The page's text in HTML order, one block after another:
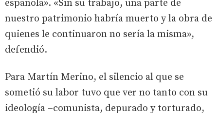
española». «Sin su trabajo, una parte de
nuestro patrimonio habría muerto y la obra de
quienes le continuaron no sería la misma»,
defendió.
Para Martín Merino, el silencio al que se
sometió su labor tuvo que ver no tanto con su
ideología –comunista, depurado y torturado,